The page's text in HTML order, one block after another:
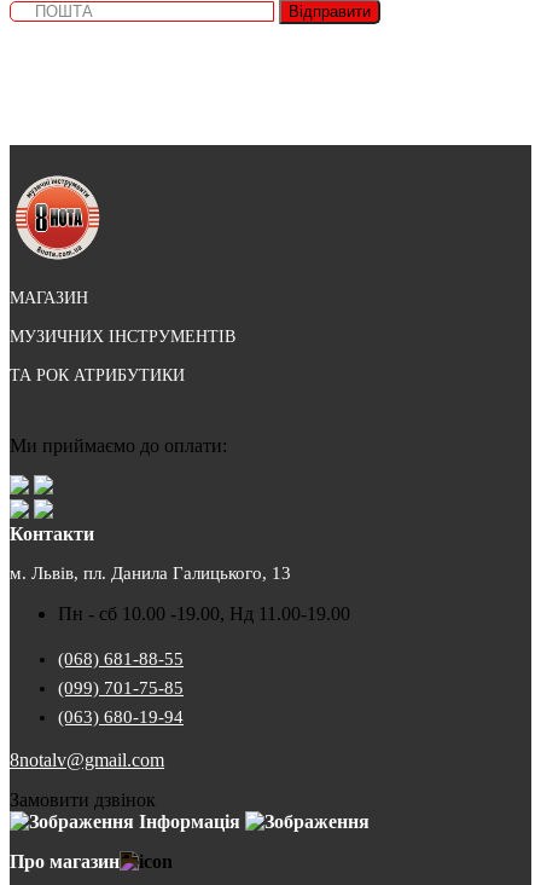
Відправити
МАГАЗИН
МУЗИЧНИХ ІНСТРУМЕНТІВ
ТА РОК АТРИБУТИКИ
Ми приймаємо до оплати:
Контакти
м. Львів, пл. Данила Галицького, 13
Пн - сб 10.00 -19.00, Нд 11.00-19.00
(068) 681-88-55
(099) 701-75-85
(063) 680-19-94
8notalv@gmail.com
Замовити дзвінок
Інформація
Про магазин